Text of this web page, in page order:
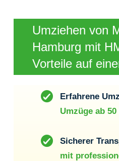
Umziehen von
Hamburg mit
Vorteile auf
Erfahrene
Umzüge ab
Sicherer
mit